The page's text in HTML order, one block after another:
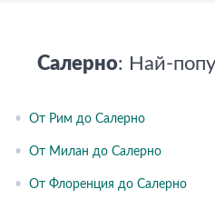
Салерно: Най-
• От Рим до Салерно
• От Милан до Салерно
• От Флоренция до Салерно